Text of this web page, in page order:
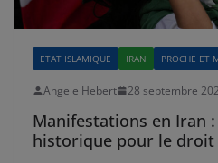
ETAT ISLAMIQUE IRAN PROCHE ET
Angele Hebert 28 septembre
Manifestations en Iran
historique pour le droit